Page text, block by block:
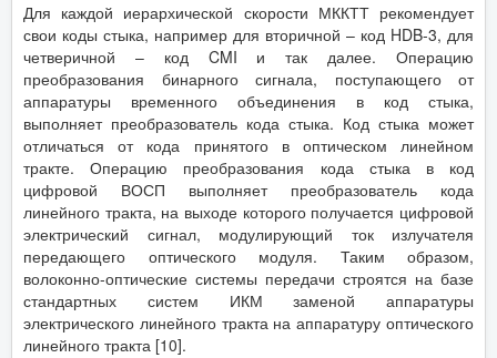
Для каждой иерархической скорости МККТТ рекомендует
свои коды стыка, например для вторичной – код HDB-3, для
четверичной – код CMI и так далее. Операцию
преобразования бинарного сигнала, поступающего от
аппаратуры временного объединения в код стыка,
выполняет преобразователь кода стыка. Код стыка может
отличаться от кода принятого в оптическом линейном
тракте. Операцию преобразования кода стыка в код
цифровой ВОСП выполняет преобразователь кода
линейного тракта, на выходе которого получается цифровой
электрический сигнал, модулирующий ток излучателя
передающего оптического модуля. Таким образом,
волоконно-оптические системы передачи строятся на базе
стандартных систем ИКМ заменой аппаратуры
электрического линейного тракта на аппаратуру оптического
линейного тракта [10].